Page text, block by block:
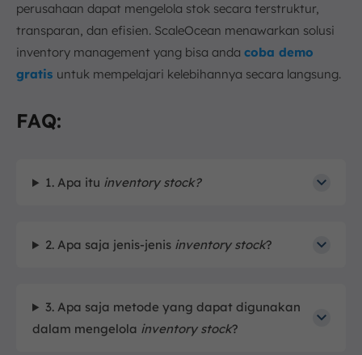
perusahaan dapat mengelola stok secara terstruktur,
transparan, dan efisien. ScaleOcean menawarkan solusi
inventory management yang bisa anda coba demo
gratis untuk mempelajari kelebihannya secara langsung.
FAQ:
1. Apa itu inventory stock?
2. Apa saja jenis-jenis inventory stock?
3. Apa saja metode yang dapat digunakan
dalam mengelola inventory stock?